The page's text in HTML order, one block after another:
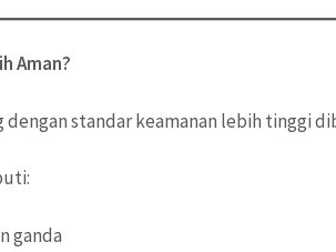
Aman?
dengan standar keamanan lebih tinggi
ganda